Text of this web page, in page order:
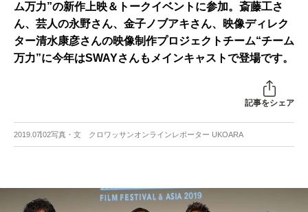
ム万力”の新作上映＆トークイベントに参加。斎藤工さ
ん、芸人の永野さん、金子ノブアキさん、映像ディレク
ター清水康彦さんの映像制作プロジェクトチーム“チーム
万力”に今年はSWAYさんもメインキャストで登場です。
記事をシェア
2019.07.02写真・文 クロワッサンオンラインレポーター UKOARA